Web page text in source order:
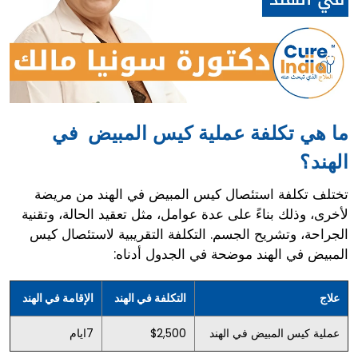
ما هي تكلفة عملية كيس المبيض في
الهند؟
تختلف تكلفة استئصال كيس المبيض في الهند من مريضة
لأخرى، وذلك بناءً على عدة عوامل، مثل تعقيد الحالة، وتقنية
الجراحة، وتشريح الجسم. التكلفة التقريبية لاستئصال كيس
المبيض في الهند موضحة في الجدول أدناه:
علاج التكلفة في الهند الإقامة في الهند
عملية كيس المبيض في الهند $2,500 7ايام